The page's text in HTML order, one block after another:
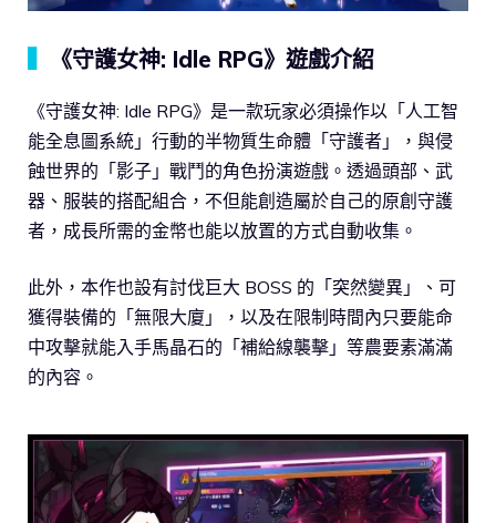
《守護女神: Idle RPG》遊戲介紹
《守護女神: Idle RPG》是一款玩家必須操作以「人工智
能全息圖系統」行動的半物質生命體「守護者」，與侵
蝕世界的「影子」戰鬥的角色扮演遊戲。透過頭部、武
器、服裝的搭配組合，不但能創造屬於自己的原創守護
者，成長所需的金幣也能以放置的方式自動收集。
此外，本作也設有討伐巨大 BOSS 的「突然變異」、可
獲得裝備的「無限大廈」，以及在限制時間內只要能命
中攻擊就能入手馬晶石的「補給線襲擊」等農要素滿滿
的內容。